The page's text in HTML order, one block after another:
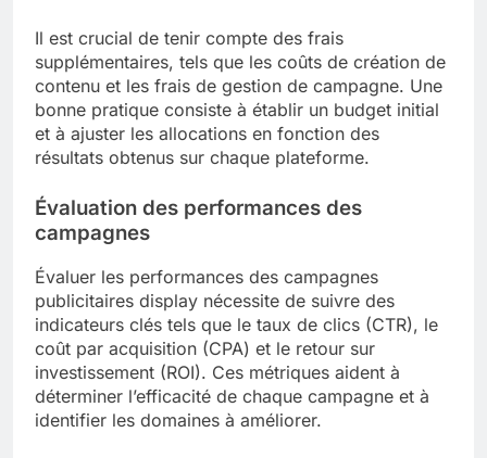
Il est crucial de tenir compte des frais
supplémentaires, tels que les coûts de création de
contenu et les frais de gestion de campagne. Une
bonne pratique consiste à établir un budget initial
et à ajuster les allocations en fonction des
résultats obtenus sur chaque plateforme.
Évaluation des performances des
campagnes
Évaluer les performances des campagnes
publicitaires display nécessite de suivre des
indicateurs clés tels que le taux de clics (CTR), le
coût par acquisition (CPA) et le retour sur
investissement (ROI). Ces métriques aident à
déterminer l’efficacité de chaque campagne et à
identifier les domaines à améliorer.